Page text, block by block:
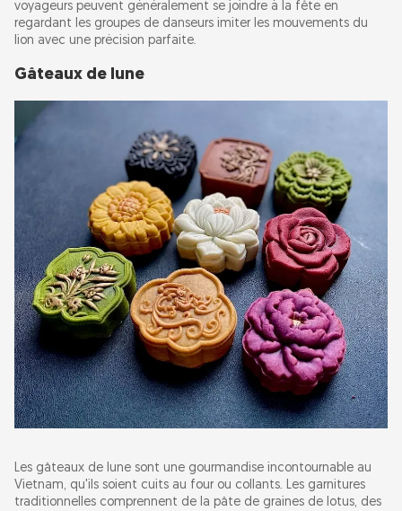
voyageurs peuvent généralement se joindre à la fête en
regardant les groupes de danseurs imiter les mouvements du
lion avec une précision parfaite.
Gâteaux de lune
Les gâteaux de lune sont une gourmandise incontournable au
Vietnam, qu'ils soient cuits au four ou collants. Les garnitures
traditionnelles comprennent de la pâte de graines de lotus, des